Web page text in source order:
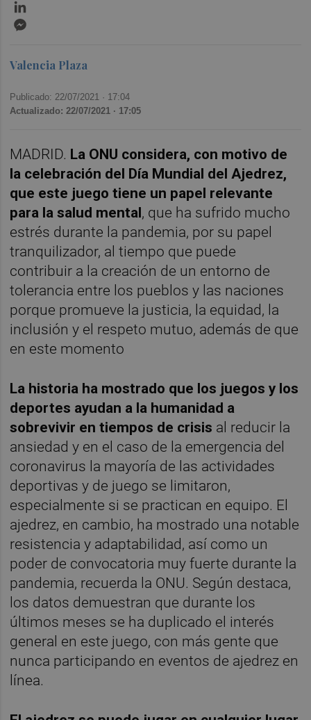
Valencia Plaza
Publicado: 22/07/2021 · 17:04
Actualizado: 22/07/2021 · 17:05
MADRID. La ONU considera, con motivo de
la celebración del Día Mundial del Ajedrez,
que este juego tiene un papel relevante
para la salud mental, que ha sufrido mucho
estrés durante la pandemia, por su papel
tranquilizador, al tiempo que puede
contribuir a la creación de un entorno de
tolerancia entre los pueblos y las naciones
porque promueve la justicia, la equidad, la
inclusión y el respeto mutuo, además de que
en este momento
La historia ha mostrado que los juegos y los
deportes ayudan a la humanidad a
sobrevivir en tiempos de crisis al reducir la
ansiedad y en el caso de la emergencia del
coronavirus la mayoría de las actividades
deportivas y de juego se limitaron,
especialmente si se practican en equipo. El
ajedrez, en cambio, ha mostrado una notable
resistencia y adaptabilidad, así como un
poder de convocatoria muy fuerte durante la
pandemia, recuerda la ONU. Según destaca,
los datos demuestran que durante los
últimos meses se ha duplicado el interés
general en este juego, con más gente que
nunca participando en eventos de ajedrez en
línea.